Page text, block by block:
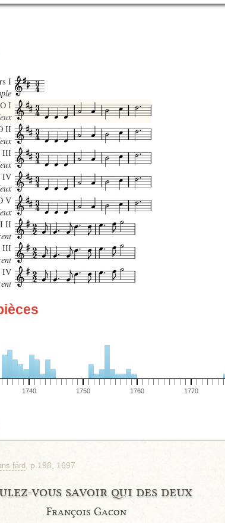
I
I
II
III
IV
V
II
III
IV
1740 1750 1760 1770
fard, p.198, 1697
vous savoir qui des deux
François Gacon